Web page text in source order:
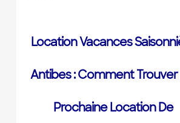
Location Vacances
Antibes : Comment Trouver
Prochaine Location De